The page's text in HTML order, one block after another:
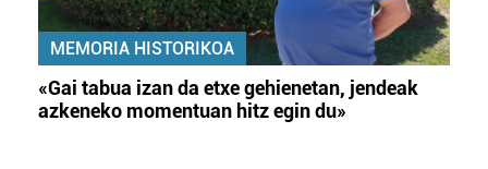
MEMORIA HISTORIKOA
«Gai tabua izan da etxe gehienetan, jendeak
azkeneko momentuan hitz egin du»